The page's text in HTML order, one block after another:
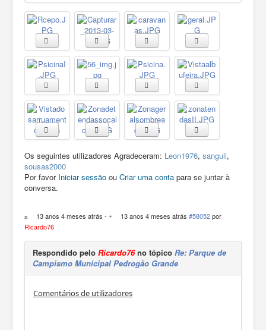
Os seguintes utilizadores Agradeceram: Leon1976, sanguli,
sousas2000
Por favor Iniciar sessão ou Criar uma conta para se juntar à
conversa.
13 anos 4 meses atrás - 13 anos 4 meses atrás #58052 por
Ricardo76
Respondido pelo Ricardo76no tópico Re: Parque de
Campismo Municipal Pedrogão Grande
Comentários de utilizadores